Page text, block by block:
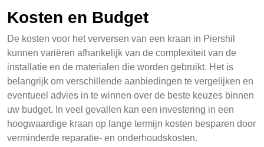
Kosten en Budget
De kosten voor het verversen van een kraan in Piershil
kunnen variëren afhankelijk van de complexiteit van de
installatie en de materialen die worden gebruikt. Het is
belangrijk om verschillende aanbiedingen te vergelijken en
eventueel advies in te winnen over de beste keuzes binnen
uw budget. In veel gevallen kan een investering in een
hoogwaardige kraan op lange termijn kosten besparen door
verminderde reparatie- en onderhoudskosten.